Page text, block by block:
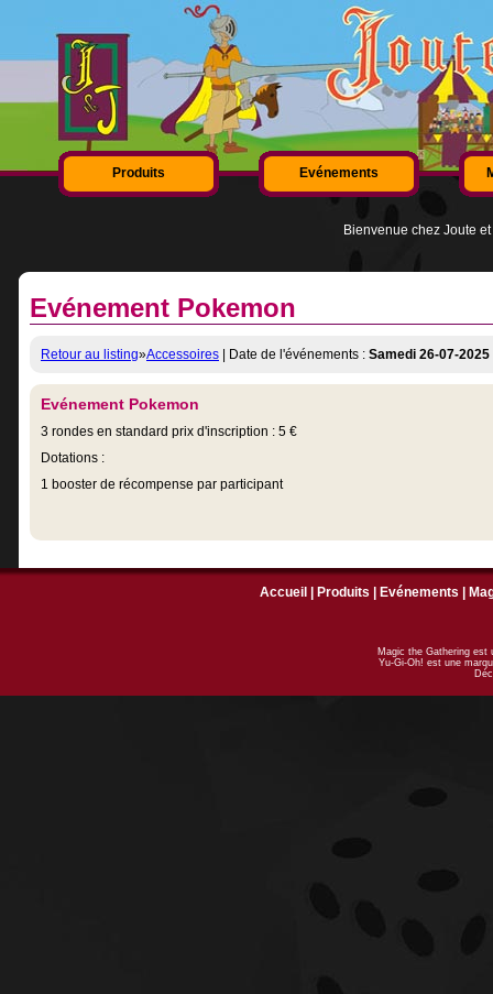
Produits Evénements
Bienvenue chez Joute
Evénement Pokemon
Retour au listing»Accessoires | Date de l'événements : Samedi 26-07-2025
Evénement Pokemon
3 rondes en standard prix d'inscription : 5 €
Dotations :
1 booster de récompense par participant
Accueil Produits Evénements
Magic the Gathering est
Yu-Gi-Oh! est une